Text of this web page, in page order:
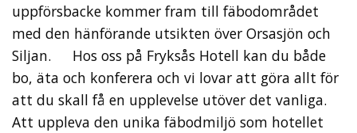
uppförsbacke kommer fram till fäbodområdet
med den hänförande utsikten över Orsasjön och
Siljan. Hos oss på Fryksås Hotell kan du både
bo, äta och konferera och vi lovar att göra allt för
att du skall få en upplevelse utöver det vanliga.
Att uppleva den unika fäbodmiljö som hotellet